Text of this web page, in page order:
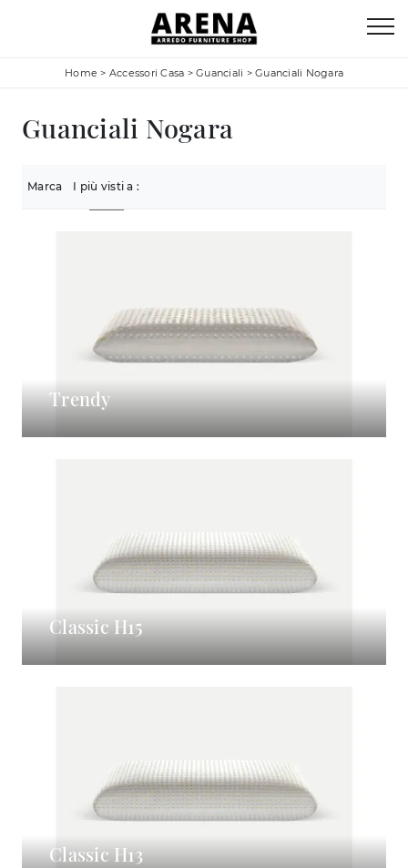
Home > Accessori Casa > Guanciali > Guanciali Nogara
Guanciali Nogara
Marca I più visti a :
Trendy
Classic H15
Classic H13